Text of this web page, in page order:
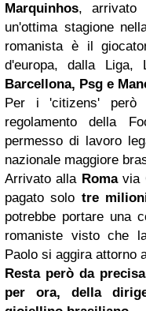
Marquinhos, arrivato
un'ottima stagione
romanista è il
d'europa, dalla Liga,
Barcellona, Psg e
Per i 'citizens' però
regolamento della
permesso di lavoro
nazionale maggiore
Arrivato alla Romavia
pagato solo tre
potrebbe portare una
romaniste visto che
Paolo si aggira attorno
Resta però da
per ora, della